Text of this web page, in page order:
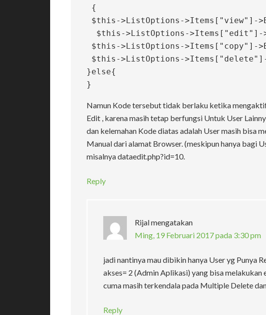
}else{
Namun Kode tersebut tidak berlaku ketika
Edit , karena masih tetap berfungsi Untuk User
dan kelemahan Kode diatas adalah User masih bisa
Manual dari alamat Browser. (meskipun hanya bagi
misalnya dataedit.php?id=10.
Reply
Rijalmengatakan
Ming, 19 Februari 2017 pada 3:30 pm
jadi nantinya mau dibikin hanya User yg Punya
akses= 2 (Admin Aplikasi) yang bisa
cuma masih terkendala pada Multiple Delete
Reply